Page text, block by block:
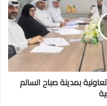
بمدينة صباح السالم